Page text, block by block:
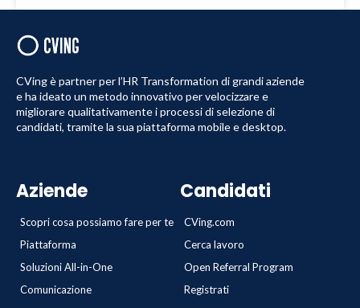
CVing è partner per l’HR Transformation di grandi aziende
e ha ideato un metodo innovativo per velocizzare e
migliorare qualitativamente i processi di selezione di
candidati, tramite la sua piattaforma mobile e desktop.
Aziende
Scopri cosa possiamo fare per te
Piattaforma
Soluzioni All-in-One
Comunicazione
Candidati
CVing.com
Cerca lavoro
Open Referral Program
Registrati